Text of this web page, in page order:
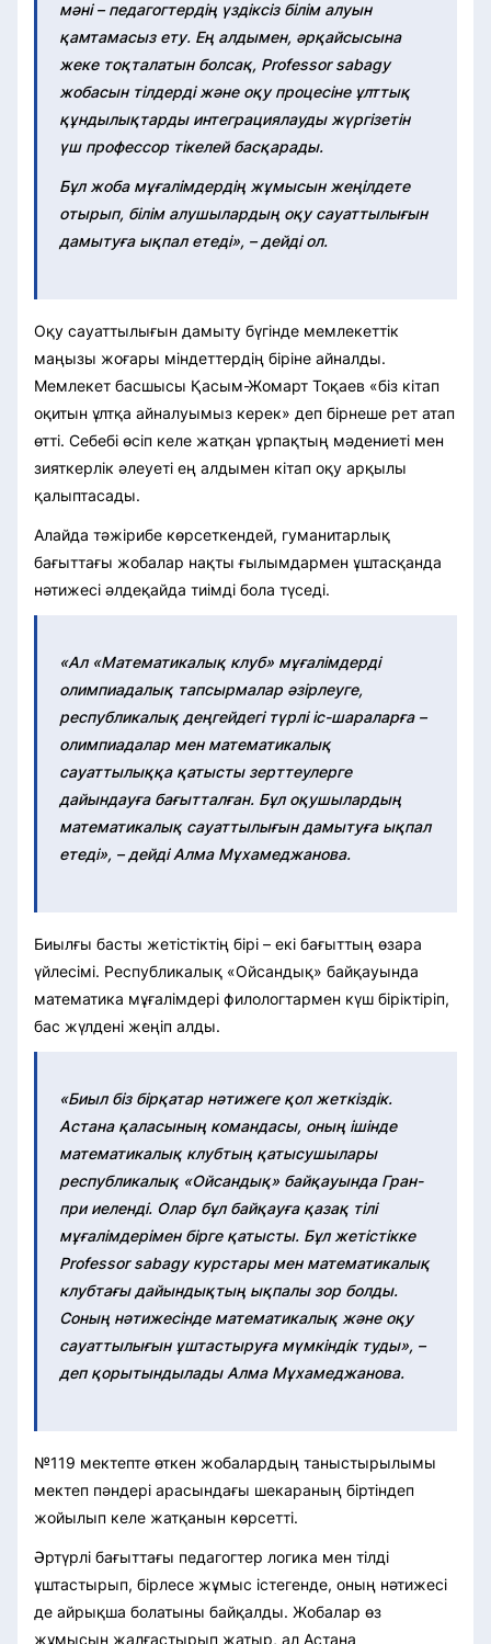
мәні – педагогтердің үздіксіз білім алуын
қамтамасыз ету. Ең алдымен, әрқайсысына
жеке тоқталатын болсақ, Professor sabagy
жобасын тілдерді және оқу процесіне ұлттық
құндылықтарды интеграциялауды жүргізетін
үш профессор тікелей басқарады.
Бұл жоба мұғалімдердің жұмысын жеңілдете
отырып, білім алушылардың оқу сауаттылығын
дамытуға ықпал етеді», – дейді ол.
Оқу сауаттылығын дамыту бүгінде мемлекеттік
маңызы жоғары міндеттердің біріне айналды.
Мемлекет басшысы Қасым-Жомарт Тоқаев «біз кітап
оқитын ұлтқа айналуымыз керек» деп бірнеше рет атап
өтті. Себебі өсіп келе жатқан ұрпақтың мәдениеті мен
зияткерлік әлеуеті ең алдымен кітап оқу арқылы
қалыптасады.
Алайда тәжірибе көрсеткендей, гуманитарлық
бағыттағы жобалар нақты ғылымдармен ұштасқанда
нәтижесі әлдеқайда тиімді бола түседі.
«Ал «Математикалық клуб» мұғалімдерді
олимпиадалық тапсырмалар әзірлеуге,
республикалық деңгейдегі түрлі іс-шараларға –
олимпиадалар мен математикалық
сауаттылыққа қатысты зерттеулерге
дайындауға бағытталған. Бұл оқушылардың
математикалық сауаттылығын дамытуға ықпал
етеді», – дейді Алма Мұхамеджанова.
Биылғы басты жетістіктің бірі – екі бағыттың өзара
үйлесімі. Республикалық «Ойсандық» байқауында
математика мұғалімдері филологтармен күш біріктіріп,
бас жүлдені жеңіп алды.
«Биыл біз бірқатар нәтижеге қол жеткіздік.
Астана қаласының командасы, оның ішінде
математикалық клубтың қатысушылары
республикалық «Ойсандық» байқауында Гран-
при иеленді. Олар бұл байқауға қазақ тілі
мұғалімдерімен бірге қатысты. Бұл жетістікке
Professor sabagy курстары мен математикалық
клубтағы дайындықтың ықпалы зор болды.
Соның нәтижесінде математикалық және оқу
сауаттылығын ұштастыруға мүмкіндік туды», –
деп қорытындылады Алма Мұхамеджанова.
№119 мектепте өткен жобалардың таныстырылымы
мектеп пәндері арасындағы шекараның біртіндеп
жойылып келе жатқанын көрсетті.
Әртүрлі бағыттағы педагогтер логика мен тілді
ұштастырып, бірлесе жұмыс істегенде, оның нәтижесі
де айрықша болатыны байқалды. Жобалар өз
жұмысын жалғастырып жатыр, ал Астана